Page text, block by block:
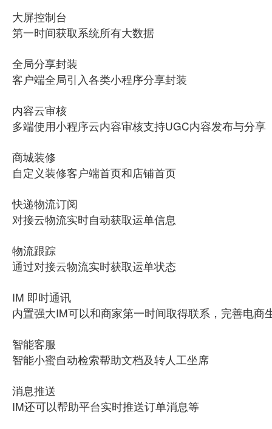
大屏控制台
第一时间获取系统所有大数据
全局分享封装
客户端全局引入各类小程序分享封装
内容云审核
多端使用小程序云内容审核支持UGC内容发布与分享
商城装修
自定义装修客户端首页和店铺首页
快递物流订阅
对接云物流实时自动获取运单信息
物流跟踪
通过对接云物流实时获取运单状态
IM 即时通讯
内置强大IM可以和商家第一时间取得联系，完善电商
智能客服
智能小蜜自动检索帮助文档及转人工坐席
消息推送
IM还可以帮助平台实时推送订单消息等